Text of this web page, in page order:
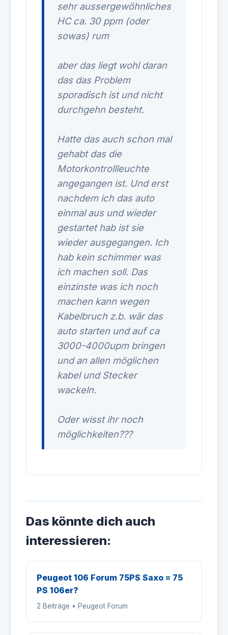
sehr aussergewöhnliches
HC ca. 30 ppm (oder
sowas) rum
aber das liegt wohl daran
das das Problem
sporadisch ist und nicht
durchgehn besteht.
Hatte das auch schon mal
gehabt das die
Motorkontrollleuchte
angegangen ist. Und erst
nachdem ich das auto
einmal aus und wieder
gestartet hab ist sie
wieder ausgegangen. Ich
hab kein schimmer was
ich machen soll. Das
einzinste was ich noch
machen kann wegen
Kabelbruch z.b. wär das
auto starten und auf ca
3000-4000upm bringen
und an allen möglichen
kabel und Stecker
wackeln.
Oder wisst ihr noch
möglichkeiten???
Das könnte dich auch
interessieren:
Peugeot 106 Forum 75PS Saxo = 75
PS 106er?
2 Beiträge • Peugeot Forum